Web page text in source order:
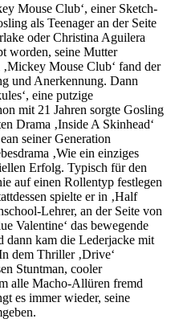
Mouse Club‘, einer Sketch-
als Teenager an der Seite
oder Christina Aguilera
worden, seine Mutter
Mouse Club‘ fand der
und Anerkennung. Dann
eine putzige
mit 21 Jahren sorgte Gosling
Drama ‚Inside A Skinhead‘
seiner Generation
‚Wie ein einziges
Erfolg. Typisch für den
auf einen Rollentyp festlegen
spielte er in ‚Half
Lehrer, an der Seite von
Valentine‘ das bewegende
dann kam die Lederjacke mit
dem Thriller ‚Drive‘
Stuntman, cooler
alle Macho-Allüren fremd
es immer wieder, seine